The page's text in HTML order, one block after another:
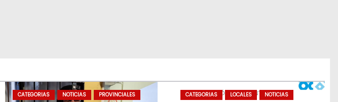
CATEGORIAS NOTICIAS PROVINCIALES CATEGORIAS LOCALES NOTICIAS